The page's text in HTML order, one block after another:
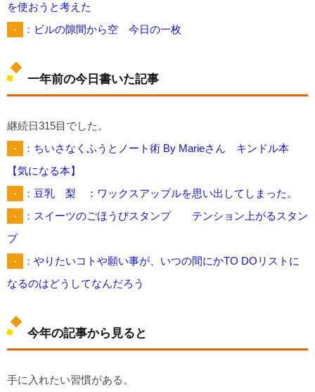
を使おうと考えた
・
： ビルの隙間から空 今日の一枚
一年前の今日書いた記事
継続日315目でした。
・
： ちいさなくふうとノート術 By Marieさん キンドル本
【気になる本】
・
： 豆乳 梨 ：ワックスアップルを思い出してしまった。
・
： スイーツのごほうびスタンプ テンション上がるスタン
プ
・
： やりたいコトや願い事が、いつの間にかTO DOリストに
なるのはどうしてなんだろう
今年の記事から見ると
手に入れたい習慣がある。